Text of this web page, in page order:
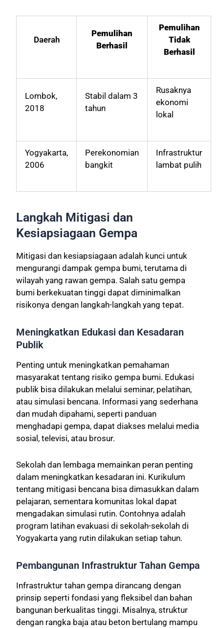
Daerah
Pemulihan
Berhasil
Pemulihan
Tidak
Berhasil
Lombok,
2018
Stabil dalam 3
tahun
Rusaknya
ekonomi
lokal
Yogyakarta,
2006
Perekonomian
bangkit
Infrastruktur
lambat pulih
Langkah Mitigasi dan
Kesiapsiagaan Gempa
Mitigasi dan kesiapsiagaan adalah kunci untuk
mengurangi dampak gempa bumi, terutama di
wilayah yang rawan gempa. Salah satu gempa
bumi berkekuatan tinggi dapat diminimalkan
risikonya dengan langkah-langkah yang tepat.
Meningkatkan Edukasi dan Kesadaran
Publik
Penting untuk meningkatkan pemahaman
masyarakat tentang risiko gempa bumi. Edukasi
publik bisa dilakukan melalui seminar, pelatihan,
atau simulasi bencana. Informasi yang sederhana
dan mudah dipahami, seperti panduan
menghadapi gempa, dapat diakses melalui media
sosial, televisi, atau brosur.
Sekolah dan lembaga memainkan peran penting
dalam meningkatkan kesadaran ini. Kurikulum
tentang mitigasi bencana bisa dimasukkan dalam
pelajaran, sementara komunitas lokal dapat
mengadakan simulasi rutin. Contohnya adalah
program latihan evakuasi di sekolah-sekolah di
Yogyakarta yang rutin dilakukan setiap tahun.
Pembangunan Infrastruktur Tahan Gempa
Infrastruktur tahan gempa dirancang dengan
prinsip seperti fondasi yang fleksibel dan bahan
bangunan berkualitas tinggi. Misalnya, struktur
dengan rangka baja atau beton bertulang mampu